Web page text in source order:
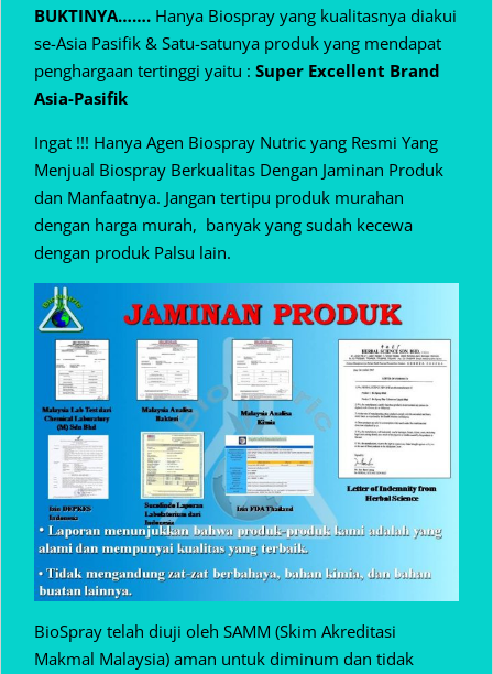
BUKTINYA……. Hanya Biospray yang kualitasnya diakui
se-Asia Pasifik & Satu-satunya produk yang mendapat
penghargaan tertinggi yaitu : Super Excellent Brand
Asia-Pasifik
Ingat !!! Hanya Agen Biospray Nutric yang Resmi Yang
Menjual Biospray Berkualitas Dengan Jaminan Produk
dan Manfaatnya. Jangan tertipu produk murahan
dengan harga murah, banyak yang sudah kecewa
dengan produk Palsu lain.
BioSpray telah diuji oleh SAMM (Skim Akreditasi
Makmal Malaysia) aman untuk diminum dan tidak